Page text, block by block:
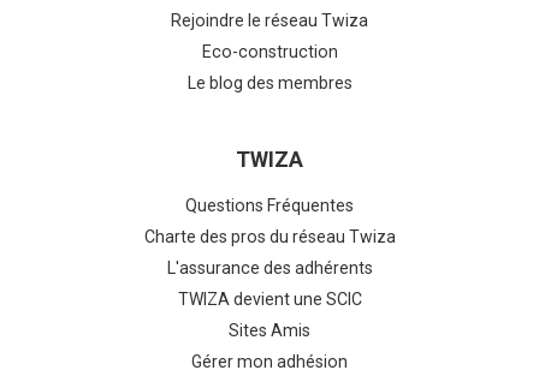
Rejoindre le réseau Twiza
Eco-construction
Le blog des membres
TWIZA
Questions Fréquentes
Charte des pros du réseau Twiza
L'assurance des adhérents
TWIZA devient une SCIC
Sites Amis
Gérer mon adhésion